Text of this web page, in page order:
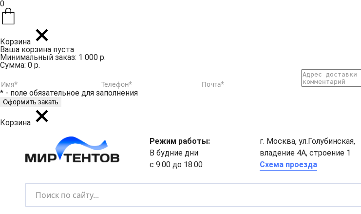
0
Корзина
Ваша корзина пуста
Минимальный заказ: 1 000 р.
Сумма: 0 р.
* - поле обязательное для заполнения
Корзина
Режим работы:
В будние дни
с 9:00 до 18:00
г. Москва, ул.Голубинская,
владение 4А, строение 1
Схема проезда